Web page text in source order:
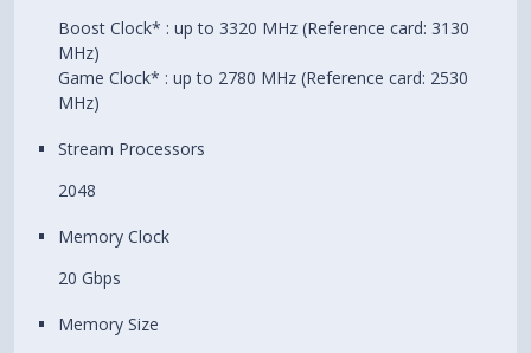
Boost Clock* : up to 3320 MHz (Reference card: 3130
MHz)
Game Clock* : up to 2780 MHz (Reference card: 2530
MHz)
Stream Processors
2048
Memory Clock
20 Gbps
Memory Size